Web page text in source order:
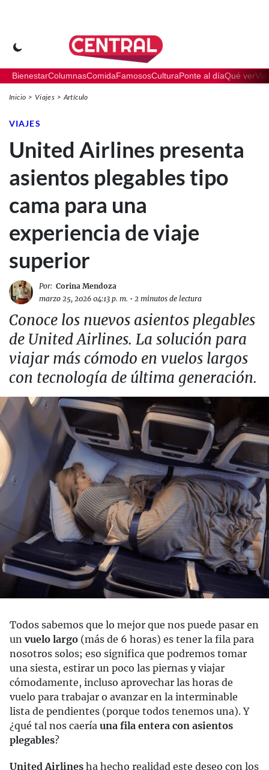
BienestarColumnasComidaFamososCulturaPonte al díaQué ver
Inicio Viajes Artículo
VIAJES
United Airlines presenta
asientos plegables tipo
cama para una
experiencia de viaje
superior
Por: Corina Mendoza
marzo 25, 2026 04:13 p. m. • 2 minutos de lectura
Conoce los nuevos asientos plegables
de United Airlines. La solución para
viajar más cómodo en vuelos largos
con tecnología de última generación.
Todos sabemos que lo mejor que nos puede pasar en
un vuelo largo (más de 6 horas) es tener la fila para
nosotros solos; eso significa que podremos tomar
una siesta, estirar un poco las piernas y viajar
cómodamente, incluso aprovechar las horas de
vuelo para trabajar o avanzar en la interminable
lista de pendientes (porque todos tenemos una). Y
¿qué tal nos caería una fila entera con asientos
plegables?
United Airlines ha hecho realidad este deseo con los